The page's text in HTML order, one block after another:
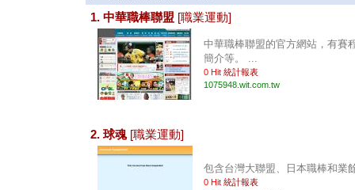
1. 中華職棒聯盟 [職業運動]
中華職棒聯盟的官方網站，有賽
簡介等。 ...
0 Hit 統計報表
1075948.wit.com.tw
2. 球魂 [職業運動]
包含台灣大聯盟、日本職棒和業
0 Hit 統計報表